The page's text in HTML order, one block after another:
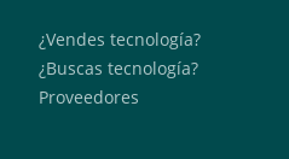
¿Vendes tecnología?
¿Buscas tecnología?
Proveedores